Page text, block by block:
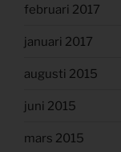
februari 2017
januari 2017
augusti 2015
juni 2015
mars 2015